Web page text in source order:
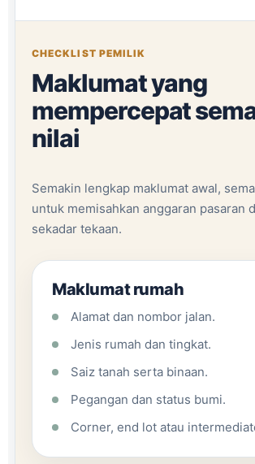
CHECKLIST PEMILIK
Maklumat yang
mempercepat
nilai
Semakin lengkap maklumat awal,
untuk memisahkan anggaran pasaran
sekadar tekaan.
Maklumat rumah
Alamat dan nombor jalan.
Jenis rumah dan tingkat.
Saiz tanah serta binaan.
Pegangan dan status bumi.
Corner, end lot atau